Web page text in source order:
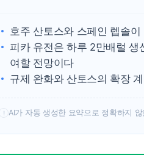
호주 산토스와 스페인 렙솔
피카 유전은 하루 2만배럴
여할 전망이다
규제 완화와 산토스의 확장
! AI가 자동 생성한 요약으로 정확하지